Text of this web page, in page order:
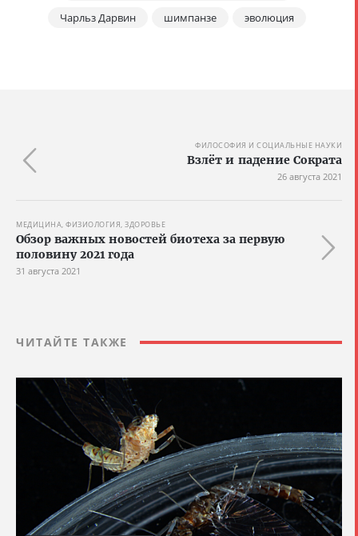
Чарльз Дарвин
шимпанзе эволюция
ФИЛОСОФИЯ И СОЦИАЛЬНЫЕ НАУКИ
Взлёт и падение Сократа
26 августа 2021
МЕДИЦИНА, ФИЗИОЛОГИЯ, ЗДОРОВЬЕ
Обзор важных новостей биотеха за первую
половину 2021 года
31 августа 2021
ЧИТАЙТЕ ТАКЖЕ